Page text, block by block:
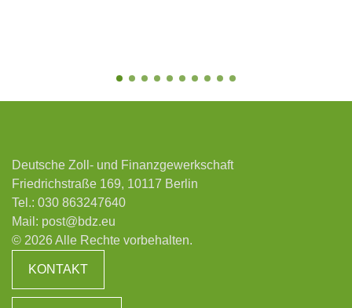
Deutsche Zoll- und Finanzgewerkschaft
Friedrichstraße 169, 10117 Berlin
Tel.: 030 863247640
Mail: post@bdz.eu
© 2026 Alle Rechte vorbehalten.
KONTAKT